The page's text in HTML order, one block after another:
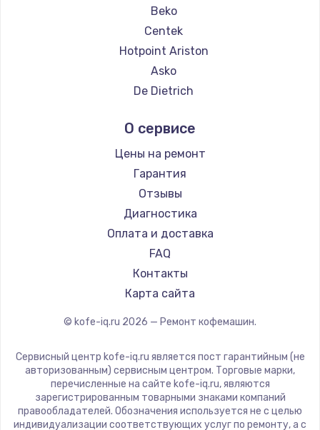
Ремонт кофемашин ROCKET MOZZAFIATO
Ремонт кофемашин Vivitek
Ремонт кофемашин Thomson
Ремонт кофемашин Hisense
Ремонт кофемашин DELTA
Ремонт кофемашин Kyvol
Ремонт кофемашин RED solution
Ремонт кофемашин Bravilor Bonamat
Ремонт кофемашин Vard
Ремонт кофемашин Tuvio
Ремонт кофемашин Carrera
Ремонт кофемашин Supra
Beko
Centek
Hotpoint Ariston
Asko
De Dietrich
Ascaso
Jura
Olympia
Saeco
La Cimbali
WMF
Yamaguchi
Nivona
Astoria
ROCKET MOZZAFIATO
Vivitek
Thomson
О сервисе
Цены на ремонт
Гарантия
Отзывы
Диагностика
Оплата и доставка
FAQ
Контакты
Карта сайта
© kofe-iq.ru 2026 — Ремонт кофемашин.
Сервисный центр kofe-iq.ru является пост гарантийным (не
авторизованным) сервисным центром. Торговые марки,
перечисленные на сайте kofe-iq.ru, являются
зарегистрированным товарными знаками компаний
правообладателей. Обозначения используется не с целью
индивидуализации соответствующих услуг по ремонту, а с